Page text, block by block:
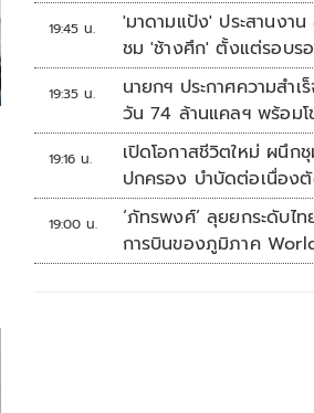
19:45 น.
'มาดามแป้ง' ประสานงาน
ชม 'ช้างศึก' ตั้งแต่รอบร
อาเซียน
19:35 น.
นายกฯ ประกาศความสำเ
วัน 74 ล้านแคลฯ พร้อมโ
19:16 น.
เปิดโอกาสชีวิตใหม่ ผนึก
ปกครอง บำบัดต่อเนื่อง
19:00 น.
‘ภัทรพงศ์’ ลุยยกระดับไ
การบินของภูมิภาค
Aviation Hub | ห้องข่า